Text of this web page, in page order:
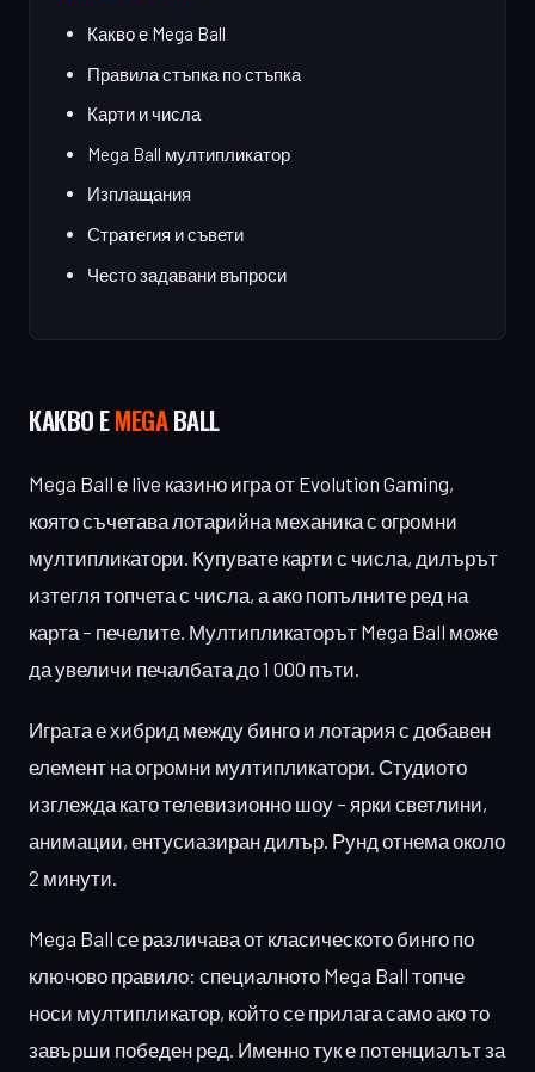
Какво е Mega Ball
Правила стъпка по стъпка
Карти и числа
Mega Ball мултипликатор
Изплащания
Стратегия и съвети
Често задавани въпроси
КАКВО ЕMEGABALL
Mega Ball е live казино игра от Evolution Gaming,
която съчетава лотарийна механика с огромни
мултипликатори. Купувате карти с числа, дилърът
изтегля топчета с числа, а ако попълните ред на
карта – печелите. Мултипликаторът Mega Ball може
да увеличи печалбата до 1 000 пъти.
Играта е хибрид между бинго и лотария с добавен
елемент на огромни мултипликатори. Студиото
изглежда като телевизионно шоу – ярки светлини,
анимации, ентусиазиран дилър. Рунд отнема около
2 минути.
Mega Ball се различава от класическото бинго по
ключово правило: специалното Mega Ball топче
носи мултипликатор, който се прилага само ако то
завърши победен ред. Именно тук е потенциалът за